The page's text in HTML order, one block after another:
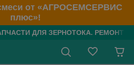
от «АГРОСЕМСЕРВИС
плюс»!
ДЛЯ ЗЕРНОТОКА. РЕМОНТ